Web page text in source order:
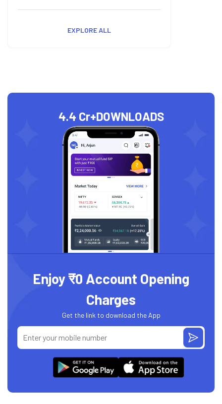
EXPLORE ALL
4.4 Cr+DOWNLOADS
Enjoy ₹0 Account Opening
Charges
Get the link to download the App